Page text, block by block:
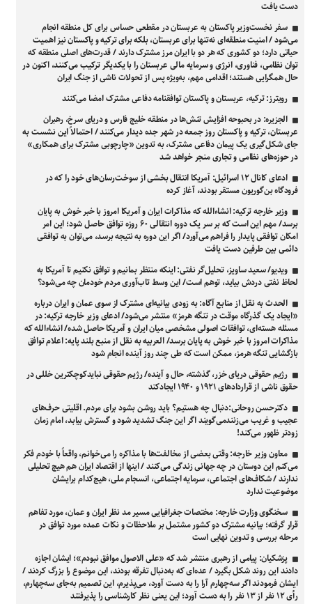
دست یافت
سفر نخست‌وزیر پاکستان به عربستان در مقطعی حساس برای کل منطقه انجام
می‌شود / امنیت منطقه‌ای نه‌تنها برای عربستان، بلکه برای ترکیه و پاکستان نیز اهمیت
حیاتی دارد؛ دو کشوری که هر دو با ایران مرز مشترک دارند / قدرت‌های اصلی منطقه که
توان نظامی، فناوری، انرژی و سرمایه مالی عربستان را با یکدیگر ترکیب می‌کنند، اکنون در
حال همگرایی هستند؛ اقدامی مهم، به‌ویژه پس از تحولات ناشی از جنگ ایران
رویترز: ترکیه، عربستان و پاکستان توافقنامه دفاعی مشترک امضا می‌کنند
الجزیره: در بحبوحه افزایش تنش‌ها در منطقه خلیج فارس و دریای سرخ، رهبران
عربستان، ترکیه و پاکستان روز جمعه در شهر جده دیدار می‌کنند / احتمالاً این نشست به
جای شکل‌گیری یک پیمان دفاعی مشترک، به تدوین «چارچوبی مشترک برای همکاری»
در حوزه‌های نظامی و تجاری منجر خواهد شد
ادعای کانال ۱۲ اسرائیل: آمریکا انتقال بخشی از سوخت‌رسان‌های خود را که در
فرودگاه بن‌گوریون مستقر بودند، آغاز کرده
وزیر خارجه ترکیه: انشاءالله که مذاکرات ایران و آمریکا امروز با خبر خوش به پایان
برسد/ مهم این است که بر سر یک دوره انتقالی ۶۰ روزه توافق حاصل شود؛ این امر
امکان توافقی پایدار را فراهم می‌آورد/ اگر این دوره به نتیجه برسد، می‌توان به توافقی
دائمی بین طرفین دست یافت
ویدیو/ سعید ساویز، تحلیل‌گر نفتی: اینکه منتظر بمانیم و توافق نکنیم تا آمریکا به
لحاظ نفتی دردش بیاید، توهم است/ این وسط تاب‌آوری مردم خودمان چه می‌شود؟
الحدث به نقل از منابع آگاه: به زودی بیانیه‌ای مشترک از سوی عمان و ایران درباره
«ایجاد یک گذرگاه موقت در تنگه هرمز» منتشر می‌شود/ ادعای وزیر خارجه ترکیه: در
مسئله هسته‌ای، توافقات اصولی مشخصی میان ایران و آمریکا حاصل شده/ انشاءالله که
مذاکرات امروز با خبر خوش به پایان برسد/ العربیه به نقل از منبع بلند پایه: اعلام توافق
بازگشایی تنگه هرمز، ممکن است که طی چند روز آینده انجام شود
رژیم حقوقی دریای خزر، گذشته، حال و آینده/ رژیم حقوقی نبایدکوچکترین خللی در
حقوق ناشی از قراردادهای ۱۹۲۱ و ۱۹۴۰ ایجادکند
دکترحسن روحانی:دنبال چه هستیم؟ باید روشن بشود برای مردم. اقلیتی حرف‌های
عجیب و غریب می‌زنندمی‌گویند اگر این جنگ تشدید شود و گسترش بیابد، امام زمان
زودتر ظهور می‌کند!
معاون وزیر خارجه: وقتی بعضی از مخالفت‌ها با مذاکره را می‌خوانم، واقعاً با خودم فکر
می‌کنم این دوستان در چه جهانی زندگی می‌کنند / اینها از اقتصاد ایران هم هیچ تحلیلی
ندارند / شکاف‌های اجتماعی، سرمایه اجتماعی، انسجام ملی، هیچ‌کدام برایشان
موضوعیت ندارد
سخنگوی وزارت خارجه: مختصات جغرافیایی مسیر مد نظر ایران و عمان، مورد تفاهم
قرار گرفته؛ بیانیه مشترک دو کشور مشتمل بر ملاحظات و نکات عمده مورد توافق در
مرحله بررسی و تدوین نهایی است
پزشکیان: پیامی از رهبری منتشر شد که «علی الاصول موافق نبودم»؛ ایشان اجازه
دادند این روند شکل بگیرد / عده‌ای که به‌دنبال تفرقه بودند، این موضوع را بزرگ کردند /
ایشان فرمودند اگر سه‌چهارم آرا را به دست آورد، می‌پذیرم، این تصمیم به‌جای سه‌چهارم،
رأی ۱۲ نفر از ۱۳ نفر را به دست آورد؛ این یعنی نظر کارشناسی را پذیرفتند